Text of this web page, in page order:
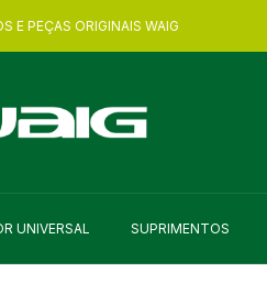
E PEÇAS ORIGINAIS WAIG
UNIVERSAL SUPRIMENTOS